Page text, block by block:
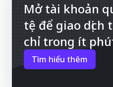
Mở tài khoản
tệ để giao dịch
chỉ trong ít
Tìm hiểu thêm